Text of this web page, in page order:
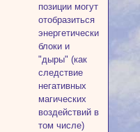
позиции могут
отобразиться
энергетические
блоки и
"дыры" (как
следствие
негативных
магических
воздействий в
том числе)